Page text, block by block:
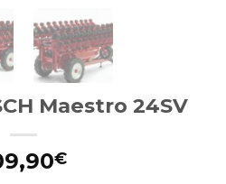
Maestro 24SV
€